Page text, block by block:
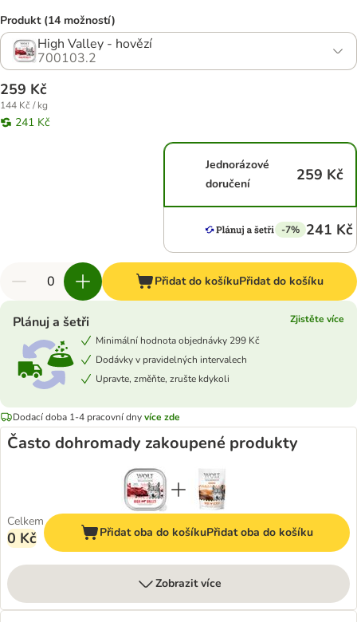
Produkt (14 možností)
High Valley - hovězí
700103.2
259 Kč
144 Kč / kg
241 Kč
Jednorázové
doručení
259 Kč
-7% 241 Kč
Přidat do košíkuPřidat do košíku
Plánuj a šetři
Zjistěte více
Minimální hodnota objednávky 299 Kč
Dodávky v pravidelných intervalech
Upravte, změňte, zrušte kdykoli
Dodací doba 1-4 pracovní dnyvíce zde
Často dohromady zakoupené produkty
Celkem
0 Kč Přidat oba do košíkuPřidat oba do košíku
Zobrazit více